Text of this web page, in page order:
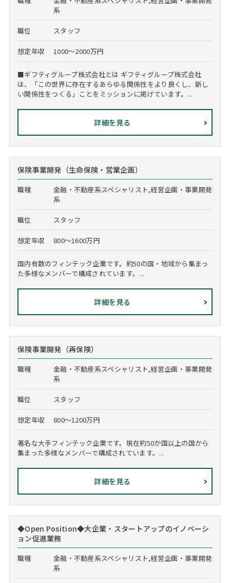
系
職位 スタッフ
想定年収 1000～2000万円
■ギフティグループ株式会社とは ギフティグループ株式会社
は、「この世界に存在するあらゆる関係性をより良くし、新し
い関係性をつくる」ことをミッションに掲げています。...
詳細を見る
保険事業開発（生命保険・営業企画）
職種
金融・不動産系スペシャリスト,経営企画・事業開発
系
職位 スタッフ
想定年収 800～1600万円
国内有数のフィンテック企業です。約50の国・地域から集まっ
た多様なメンバーで構成されています。...
詳細を見る
保険事業開発（再保険）
職種
金融・不動産系スペシャリスト,経営企画・事業開発
系
職位 スタッフ
想定年収 800～1200万円
著名な大手フィンテック企業です。現在約50か国以上の国から
集まった多様なメンバーで構成されています。...
詳細を見る
◆Open Position◆大企業・スタートアップのイノベーシ
ョン促進業務
職種
金融・不動産系スペシャリスト,経営企画・事業開発
系